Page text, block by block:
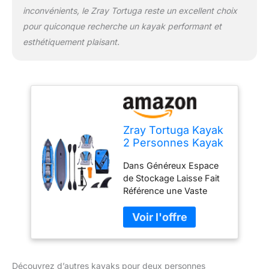
inconvénients, le Zray Tortuga reste un excellent choix
pour quiconque recherche un kayak performant et
esthétiquement plaisant.
Zray Tortuga Kayak
2 Personnes Kayak
Qualité Drop-Stitch-
Boden 386 x 86cm
Dans Généreux Espace
de Stockage Laisse Fait
Référence une Vaste
Maintenant nouveau
avec un sol à points de
chute de haute qualité
une stabilité parfaite et
Découvrez d’autres kayaks pour deux personnes